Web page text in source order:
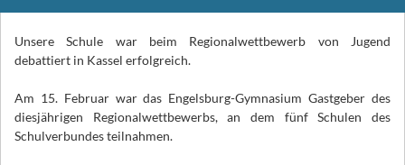
Unsere Schule war beim Regionalwettbewerb von Jugend
debattiert in Kassel erfolgreich.
Am 15. Februar war das Engelsburg-Gymnasium Gastgeber des
diesjährigen Regionalwettbewerbs, an dem fünf Schulen des
Schulverbundes teilnahmen.